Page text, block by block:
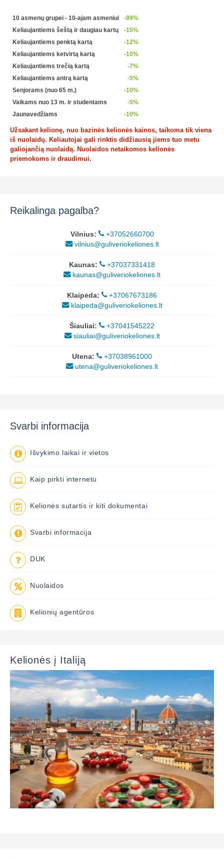
10 asmenų grupei - 10-ajam asmeniui
-99%
Keliaujantiems šeštą ir daugiau kartų
-15%
Keliaujantiems penktą kartą
-12%
Keliaujantiems ketvirtą kartą
-10%
Keliaujantiems trečią kartą
-7%
Keliaujantiems antrą kartą
-5%
Senjorams (nuo 65 m.)
-10%
Vaikams nuo 13 m. ir studentams
-5%
Jaunavedžiams
-10%
Užsakant kelionę, nuo bazinės kelionės kainos, taikoma tik viena
iš nuolaidų. Keliautojai gali rinktis didžiausią jiems tuo metu
galiojančią nuolaidą. Nuolaidos netaikomos kelionės
priemokoms ir draudimui.
Reikalinga pagalba?
Vilnius:
+37052660700
vilnius@guliveriokeliones.lt
Kaunas:
+37037331418
kaunas@guliveriokeliones.lt
Klaipėda:
+37067673186
klaipeda@guliveriokeliones.lt
Šiauliai:
+37041545222
siauliai@guliveriokeliones.lt
Utena:
+37038961000
utena@guliveriokeliones.lt
Svarbi informacija
Išvykimo laikai ir vietos
Kaip pirkti internetu
Kelionės sutartis ir kiti dokumentai
Svarbi informacija
DUK
Nuolaidos
Kelionių agentūros
Kelionės į Italiją